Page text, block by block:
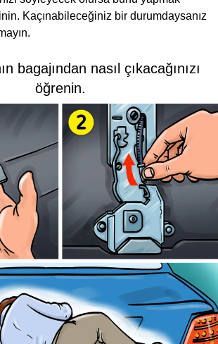
Kaçınabileceğiniz bir durumdaysanız
bagajından nasıl çıkacağınızı
öğrenin.